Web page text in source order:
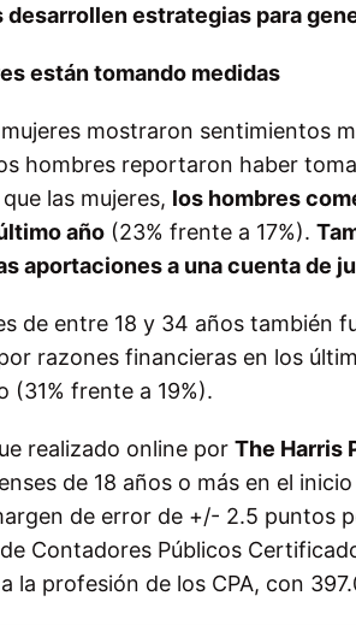
estrategias para
están tomando medidas
mostraron sentimientos
hombres reportaron haber
las mujeres, los hombres
año (23% frente a 17%).
aportaciones a una cuenta de
de entre 18 y 34 años también
razones financieras en los
(31% frente a 19%).
realizado online por The Harris
de 18 años o más en el
de error de +/- 2.5 puntos
Contadores Públicos
la profesión de los CPA, con